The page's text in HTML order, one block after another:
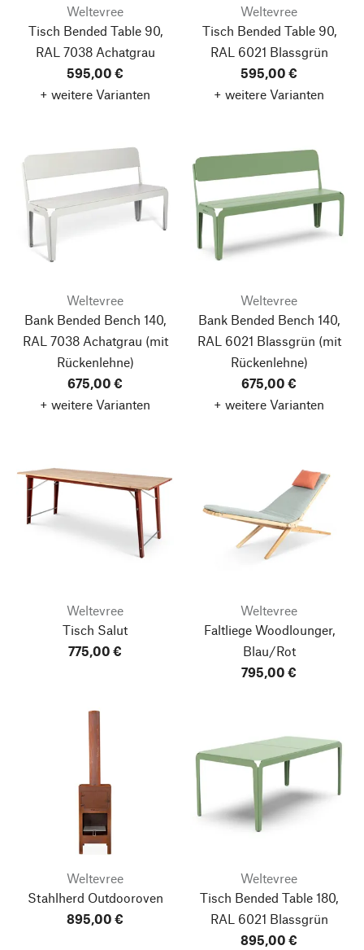
Weltevree
Tisch Bended Table 90,
RAL 7038 Achatgrau
595,00 €
+ weitere Varianten
Weltevree
Tisch Bended Table 90,
RAL 6021 Blassgrün
595,00 €
+ weitere Varianten
Weltevree
Bank Bended Bench 140,
RAL 7038 Achatgrau (mit
Rückenlehne)
675,00 €
+ weitere Varianten
Weltevree
Bank Bended Bench 140,
RAL 6021 Blassgrün (mit
Rückenlehne)
675,00 €
+ weitere Varianten
Weltevree
Tisch Salut
775,00 €
Weltevree
Faltliege Woodlounger,
Blau/Rot
795,00 €
Weltevree
Stahlherd Outdooroven
895,00 €
Weltevree
Tisch Bended Table 180,
RAL 6021 Blassgrün
895,00 €